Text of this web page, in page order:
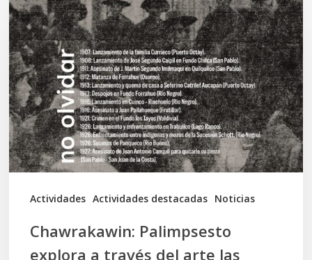
Actividades Actividades destacadas Noticias
Palimpsesto
explora
a
través
del
arte
las
tensiones
documentales
Chawrakawin: Palimpsesto
explora a través del arte las